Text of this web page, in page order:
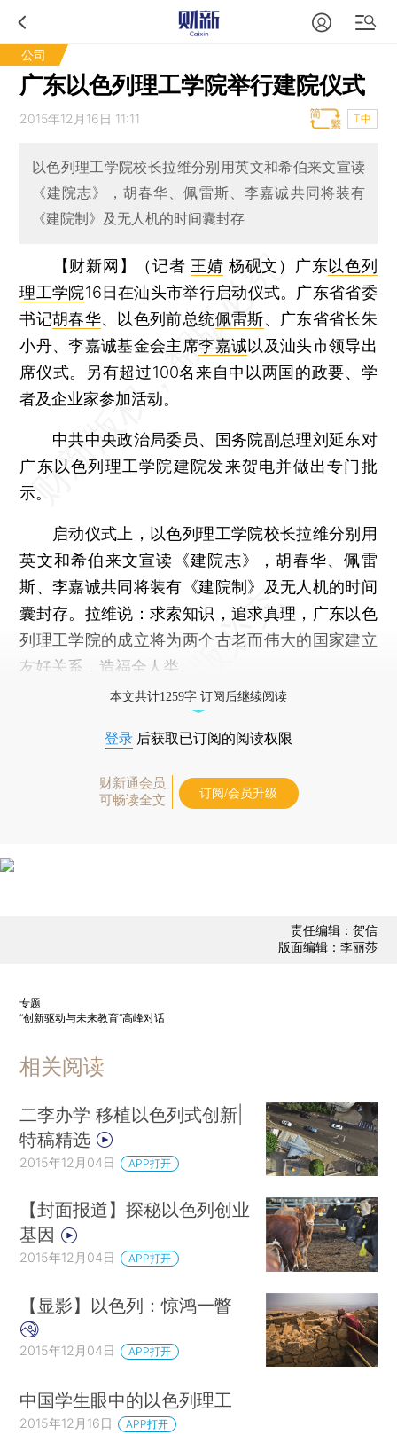
公司
广东以色列理工学院举行建院仪式
2015年12月16日 11:11 T中
以色列理工学院校长拉维分别用英文和希伯来文宣读
《建院志》，胡春华、佩雷斯、李嘉诚共同将装有
《建院制》及无人机的时间囊封存
【财新网】（记者 王婧 杨砚文） 广东以色列
理工学院16日在汕头市举行启动仪式。广东省省委
书记胡春华、以色列前总统佩雷斯、广东省省长朱
小丹、李嘉诚基金会主席李嘉诚以及汕头市领导出
席仪式。另有超过100名来自中以两国的政要、学
者及企业家参加活动。
中共中央政治局委员、国务院副总理刘延东对
广东以色列理工学院建院发来贺电并做出专门批
示。
启动仪式上，以色列理工学院校长拉维分别用
英文和希伯来文宣读《建院志》，胡春华、佩雷
斯、李嘉诚共同将装有《建院制》及无人机的时间
囊封存。拉维说：求索知识，追求真理，广东以色
列理工学院的成立将为两个古老而伟大的国家建立
友好关系，造福全人类。
本文共计1259字 订阅后继续阅读
登录 后获取已订阅的阅读权限
财新通会员
可畅读全文
订阅/会员升级
责任编辑：贺信
版面编辑：李丽莎
专题
“创新驱动与未来教育”高峰对话
相关阅读
二李办学 移植以色列式创新|
特稿精选
2015年12月04日 APP打开
【封面报道】探秘以色列创业
基因
2015年12月04日 APP打开
【显影】以色列：惊鸿一瞥
2015年12月04日 APP打开
中国学生眼中的以色列理工
2015年12月16日 APP打开